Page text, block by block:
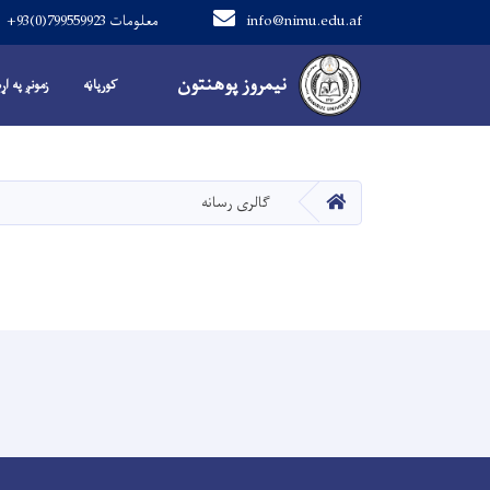
نیمروز پوهنتون
info@nimu.edu.af +93(0)799559923 معلومات
Main navigation
نیمروز پوهنتون کورپاڼه زمونږ په
کور گالری رسانه